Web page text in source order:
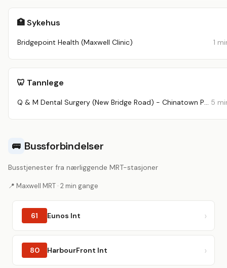
🏥 Sykehus
Bridgepoint Health (Maxwell Clinic) 1
🦷 Tannlege
5
🚌 Bussforbindelser
Busstjenester fra nærliggende MRT-stasjoner
📍 Maxwell MRT · 2 min gange
61 Eunos Int
80 HarbourFront Int